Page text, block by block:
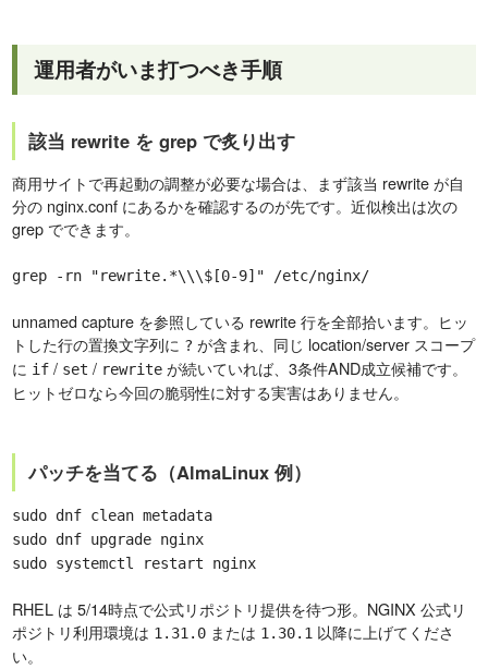
運用者がいま打つべき手順
該当 rewrite を grep で炙り出す
商用サイトで再起動の調整が必要な場合は、まず該当 rewrite が自
分の nginx.conf にあるかを確認するのが先です。近似検出は次の
grep でできます。
grep -rn "rewrite.*\\\$[0-9]" /etc/nginx/
unnamed capture を参照している rewrite 行を全部拾います。ヒッ
トした行の置換文字列に ? が含まれ、同じ location/server スコープ
に if / set / rewrite が続いていれば、3条件AND成立候補です。
ヒットゼロなら今回の脆弱性に対する実害はありません。
パッチを当てる（AlmaLinux 例）
sudo dnf clean metadata
sudo dnf upgrade nginx
sudo systemctl restart nginx
RHEL は 5/14時点で公式リポジトリ提供を待つ形。NGINX 公式リ
ポジトリ利用環境は 1.31.0 または 1.30.1 以降に上げてくださ
い。